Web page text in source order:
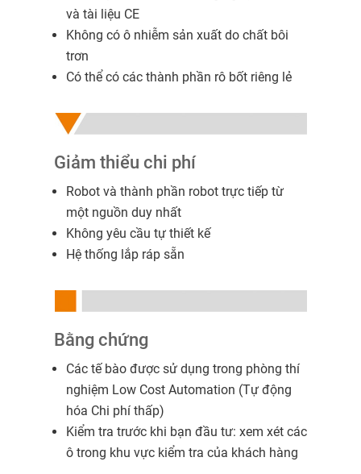
và tài liệu CE
Không có ô nhiễm sản xuất do chất bôi
trơn
Có thể có các thành phần rô bốt riêng lẻ
Giảm thiểu chi phí
Robot và thành phần robot trực tiếp từ
một nguồn duy nhất
Không yêu cầu tự thiết kế
Hệ thống lắp ráp sẵn
Bằng chứng
Các tế bào được sử dụng trong phòng thí
nghiệm Low Cost Automation (Tự động
hóa Chi phí thấp)
Kiểm tra trước khi bạn đầu tư: xem xét các
ô trong khu vực kiểm tra của khách hàng